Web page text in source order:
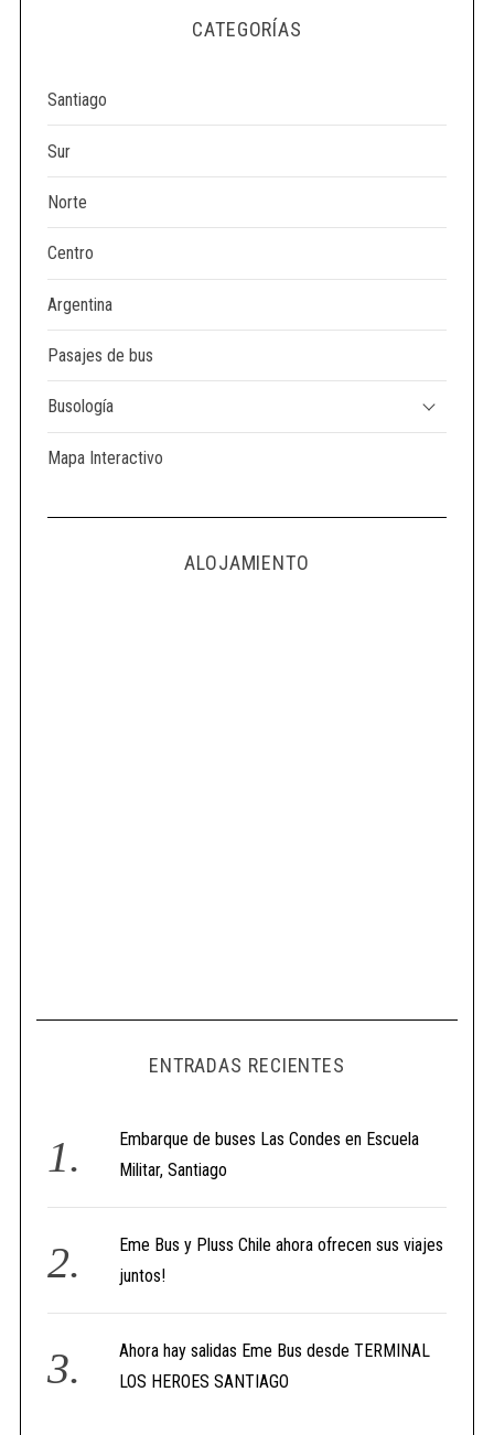
CATEGORÍAS
Santiago
Sur
Norte
Centro
Argentina
Pasajes de bus
Busología
Mapa Interactivo
ALOJAMIENTO
ENTRADAS RECIENTES
Embarque de buses Las Condes en Escuela
Militar, Santiago
Eme Bus y Pluss Chile ahora ofrecen sus viajes
juntos!
Ahora hay salidas Eme Bus desde TERMINAL
LOS HEROES SANTIAGO
h